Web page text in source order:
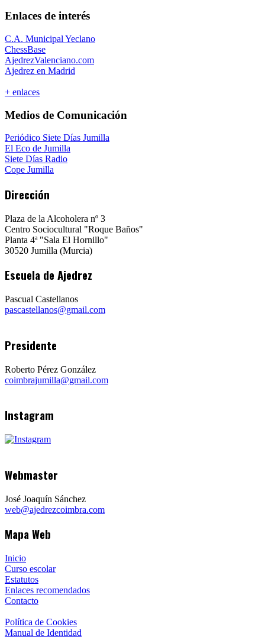
Enlaces de interés
C.A. Municipal Yeclano
ChessBase
AjedrezValenciano.com
Ajedrez en Madrid
+ enlaces
Medios de Comunicación
Periódico Siete Días Jumilla
El Eco de Jumilla
Siete Días Radio
Cope Jumilla
Dirección
Plaza de la Alcoholera nº 3
Centro Sociocultural "Roque Baños"
Planta 4ª "Sala El Hornillo"
30520 Jumilla (Murcia)
Escuela de Ajedrez
Pascual Castellanos
pascastellanos@gmail.com
Presidente
Roberto Pérez González
coimbrajumilla@gmail.com
Instagram
Webmaster
José Joaquín Sánchez
web@ajedrezcoimbra.com
Mapa Web
Inicio
Curso escolar
Estatutos
Enlaces recomendados
Contacto
Política de Cookies
Manual de Identidad